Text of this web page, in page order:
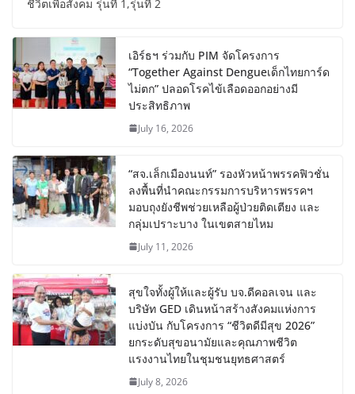
ชีวิตเพื่อสังคม รุ่นที่ 1,รุ่นที่ 2
เอิร์ธฯ ร่วมกับ PIM จัดโครงการ
“Together Against Dengueเด็กไทยการ์ด
ไม่ตก” ปลอดโรคไข้เลือดออกอย่างมี
ประสิทธิภาพ
July 16, 2026
“สจ.เล็กเมืองนนท์” รองหัวหน้าพรรคฟิวชั่น
ลงพื้นที่นำคณะกรรมการบริหารพรรคฯ
มอบถุงยังชีพช่วยเหลือผู้ป่วยติดเตียง และ
กลุ่มเปราะบาง ในเขตสายไหม
July 11, 2026
สุขใจทั้งผู้ให้และผู้รับ บจ.ดีคอลเจน และ
บริษัท GED เดินหน้าสร้างสังคมแห่งการ
แบ่งบัน​ กับโครงการ “ชีวิตดีมีสุข 2026”
ยกระดับสุขอนามัยและคุณภาพชีวิต
แรงงานไทยในชุมชนยุทธศาสตร์
July 8, 2026